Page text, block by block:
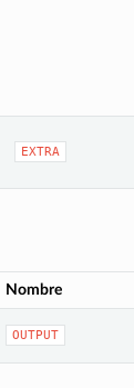
EXTRA
Nombre
OUTPUT